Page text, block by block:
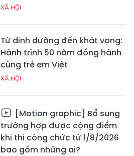
XÃ HỘI
Từ dinh dưỡng đến khát vọng:
Hành trình 50 năm đồng hành
cùng trẻ em Việt
XÃ HỘI
[Motion graphic] Bổ sung
trường hợp được cộng điểm
khi thi công chức từ 1/8/2026
bao gồm những ai?